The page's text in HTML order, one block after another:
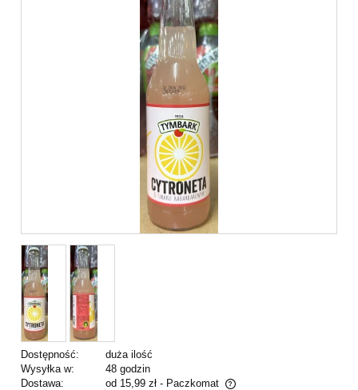
Dostępność:
duża ilość
Wysyłka w:
48 godzin
Dostawa:
od 15,99 zł - Paczkomat